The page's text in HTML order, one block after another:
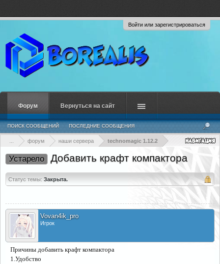
Войти или зарегистрироваться
форум наши сервера technomagic 1.12.2
Устарело Добавить крафт компактора
Статус темы: Закрыта.
Vovan4ik_pro
Игрок
Причины добавить крафт компактора
1.Удобство
Форум
ПОИСК СООБЩЕНИЙ ПОСЛЕДНИЕ СООБЩЕНИЯ
Вернуться на сайт